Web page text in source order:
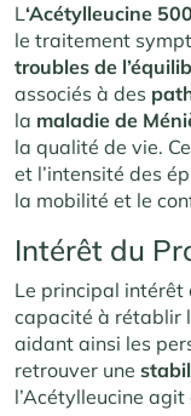
L‘Acétylleucine
le traitement
troubles de
associés à des
la maladie de
la qualité de vie.
et l’intensité des
la mobilité et le
Intérêt du
Le principal intérêt
capacité à rétablir
aidant ainsi les
retrouver une
l’Acétylleucine